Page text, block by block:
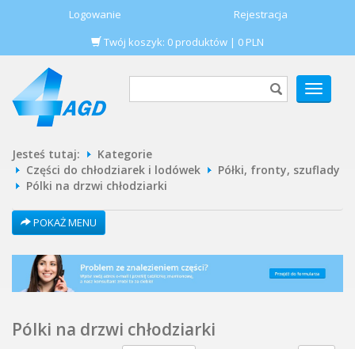
Logowanie
Rejestracja
Twój koszyk: 0 produktów | 0 PLN
POKAŻ
MENU
Jesteś tutaj:
Kategorie
Części do chłodziarek i lodówek
Półki, fronty, szuflady
Pólki na drzwi chłodziarki
POKAŻ MENU
Pólki na drzwi chłodziarki